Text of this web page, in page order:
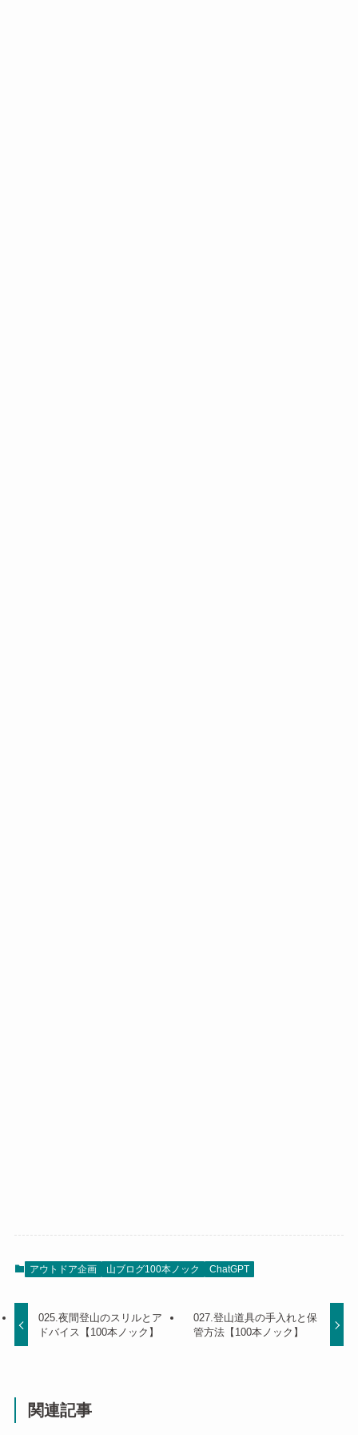
アウトドア企画 山ブログ100本ノック ChatGPT
025.夜間登山のスリルとア
ドバイス【100本ノック】
027.登山道具の手入れと保
管方法【100本ノック】
関連記事